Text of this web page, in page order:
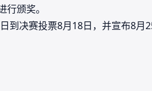
颁奖。
到决赛投票8月18日，并宣布8月